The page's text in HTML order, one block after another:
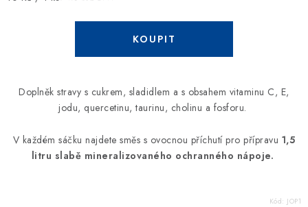
Doplněk stravy s cukrem, sladidlem a s obsahem vitaminu C, E,
jodu, quercetinu, taurinu, cholinu a fosforu.
V každém sáčku najdete směs s ovocnou příchutí pro přípravu 1,5
litru slabě mineralizovaného ochranného nápoje.
Kód: JOP1